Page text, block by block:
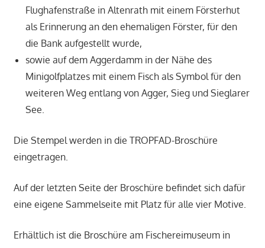
Flughafenstraße in Altenrath mit einem Försterhut
als Erinnerung an den ehemaligen Förster, für den
die Bank aufgestellt wurde,
sowie auf dem Aggerdamm in der Nähe des
Minigolfplatzes mit einem Fisch als Symbol für den
weiteren Weg entlang von Agger, Sieg und Sieglarer
See.
Die Stempel werden in die TROPFAD-Broschüre
eingetragen.
Auf der letzten Seite der Broschüre befindet sich dafür
eine eigene Sammelseite mit Platz für alle vier Motive.
Erhältlich ist die Broschüre am Fischereimuseum in